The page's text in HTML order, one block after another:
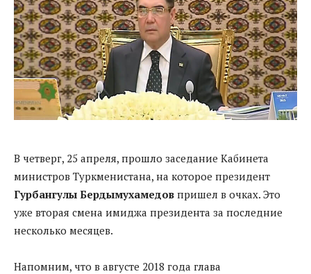
В четверг, 25 апреля, прошло заседание Кабинета
министров Туркменистана, на которое президент
Гурбангулы Бердымухамедов пришел в очках. Это
уже вторая смена имиджа президента за последние
несколько месяцев.
Напомним, что в августе 2018 года глава